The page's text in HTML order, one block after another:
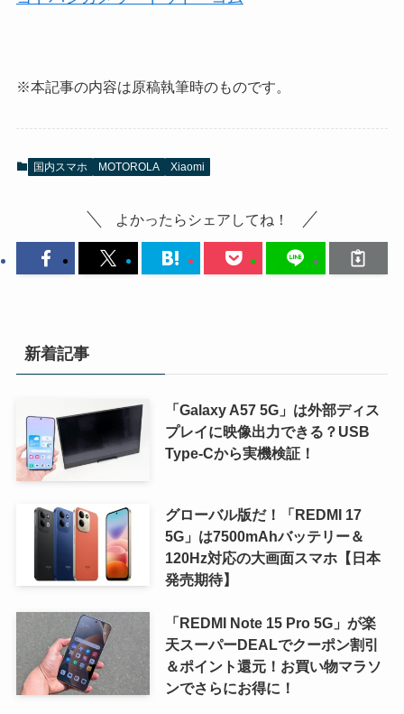
※本記事の内容は原稿執筆時のものです。
国内スマホ MOTOROLA Xiaomi
よかったらシェアしてね！
新着記事
「Galaxy A57 5G」は外部ディス
プレイに映像出力できる？USB
Type-Cから実機検証！
グローバル版だ！「REDMI 17
5G」は7500mAhバッテリー＆
120Hz対応の大画面スマホ【日本
発売期待】
「REDMI Note 15 Pro 5G」が楽
天スーパーDEALでクーポン割引
＆ポイント還元！お買い物マラソ
ンでさらにお得に！